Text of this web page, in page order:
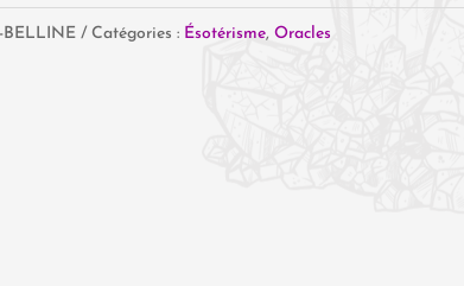
BELLINE Catégories : Ésotérisme,Oracles